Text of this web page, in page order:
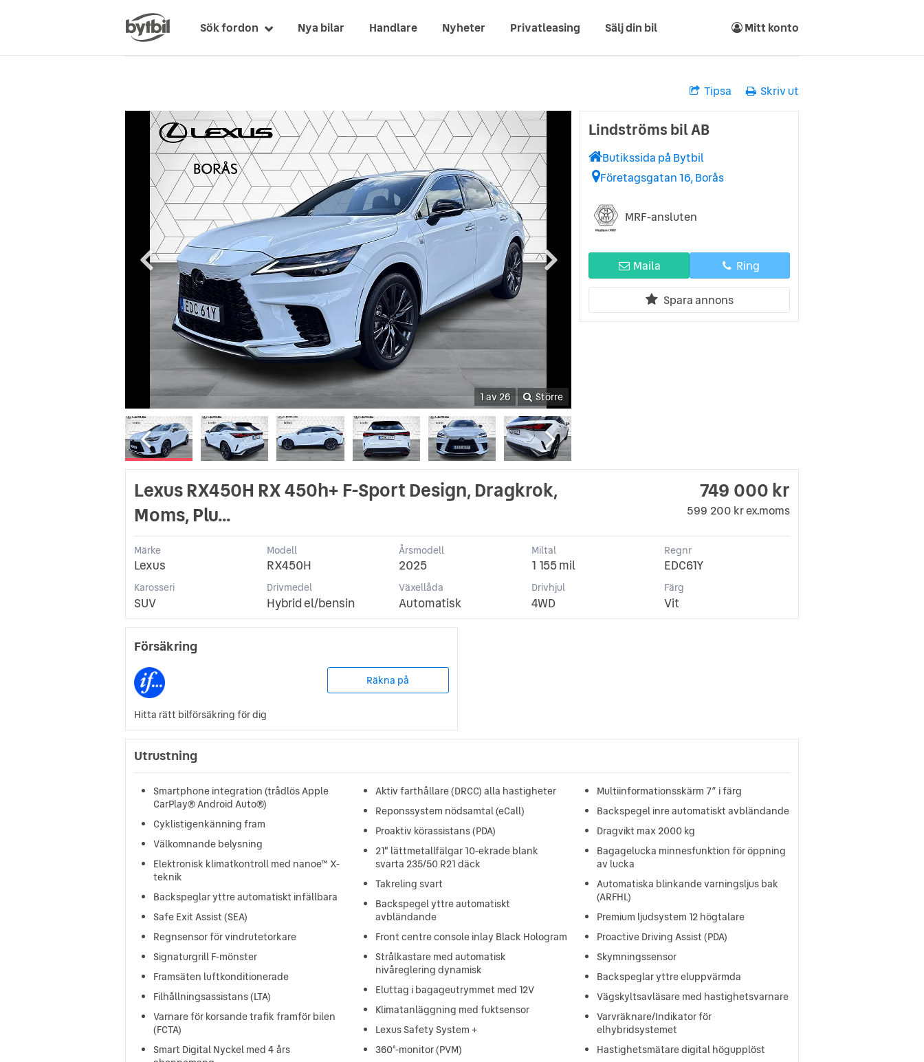
Sök fordon Nya bilar Handlare Nyheter Privatleasing Sälj din bil Mitt konto
Tipsa Skriv ut
1 av 26 Större
Lindströms bil AB
Butikssida på Bytbil
Företagsgatan 16, Borås
MRF-ansluten
Maila Ring
Spara annons
Lexus RX450H RX 450h+ F-Sport Design, Dragkrok,
Moms, Plu...
749 000 kr
599 200 kr ex.moms
Märke
Lexus
Modell
RX450H
Årsmodell
2025
Miltal
1 155 mil
Regnr
EDC61Y
Karosseri
SUV
Drivmedel
Hybrid el/bensin
Växellåda
Automatisk
Drivhjul
4WD
Färg
Vit
Försäkring
Räkna på
Hitta rätt bilförsäkring för dig
Utrustning
Smartphone integration (trådlös Apple
CarPlay® Android Auto®)
Cyklistigenkänning fram
Välkomnande belysning
Elektronisk klimatkontroll med nanoe™ X-
teknik
Backspeglar yttre automatiskt infällbara
Safe Exit Assist (SEA)
Regnsensor för vindrutetorkare
Signaturgrill F-mönster
Framsäten luftkonditionerade
Filhållningsassistans (LTA)
Varnare för korsande trafik framför bilen
(FCTA)
Smart Digital Nyckel med 4 års
Aktiv farthållare (DRCC) alla hastigheter
Reponssystem nödsamtal (eCall)
Proaktiv körassistans (PDA)
21" lättmetallfälgar 10-ekrade blank
svarta 235/50 R21 däck
Takreling svart
Backspegel yttre automatiskt
avbländande
Front centre console inlay Black Hologram
Strålkastare med automatisk
nivåreglering dynamisk
Eluttag i bagageutrymmet med 12V
Klimatanläggning med fuktsensor
Lexus Safety System +
360°-monitor (PVM)
Multiinformationsskärm 7” i färg
Backspegel inre automatiskt avbländande
Dragvikt max 2000 kg
Bagagelucka minnesfunktion för öppning
av lucka
Automatiska blinkande varningsljus bak
(ARFHL)
Premium ljudsystem 12 högtalare
Proactive Driving Assist (PDA)
Skymningssensor
Backspeglar yttre eluppvärmda
Vägskyltsavläsare med hastighetsvarnare
Varvräknare/Indikator för
elhybridsystemet
Hastighetsmätare digital högupplöst